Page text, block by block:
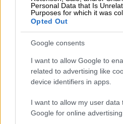
Personal Data that Is
Purposes for which it was
Opted Out
Google consents
I want to allow Google to
related to advertising like
device identifiers in apps.
I want to allow my user data
Google for online